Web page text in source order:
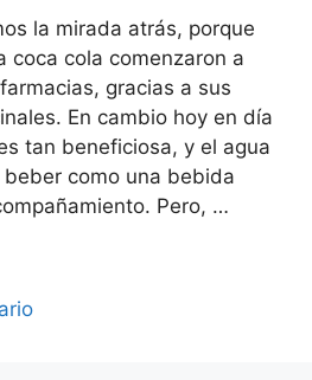
la mirada atrás, porque
coca cola comenzaron a
gracias a sus
En cambio hoy en día
tan beneficiosa, y el agua
como una bebida
Pero, …